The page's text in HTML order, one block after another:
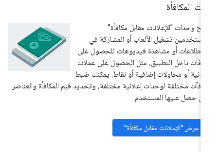
المكافأة
وحدات "الإعلانات مقابل مكافأة"
تشغيل الألعاب أو المشاركة في
أو مشاهدة فيديوهات للحصول على
داخل التطبيق، مثل الحصول على عملات
أو محاولات إضافية أو نقاط. يمكنك ضبط
مختلفة لوحدات إعلانية مختلفة، وتحديد قيم المكافأة والعناصر
حصل عليها المستخدم.
عرض "الإعلانات مقابل مكافأة"